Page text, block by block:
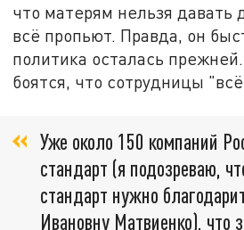
что матерям нельзя давать
всё пропьют. Правда, он
политика осталась
боятся, что сотрудницы
Уже около 150 компаний
стандарт (я подозреваю,
стандарт нужно
Ивановну Матвиенко), что